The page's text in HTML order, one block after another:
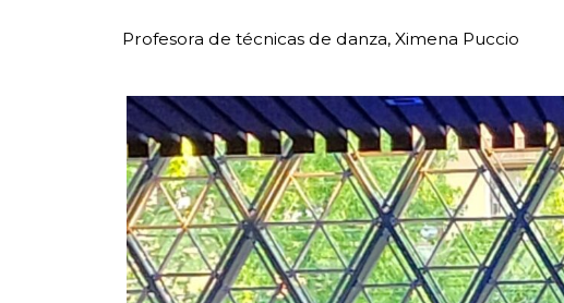
Profesora de técnicas de danza, Ximena Puccio